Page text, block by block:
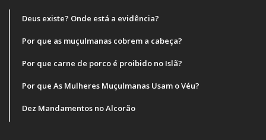
Deus existe? Onde está a evidência?
Por que as muçulmanas cobrem a cabeça?
Por que carne de porco é proibido no Islã?
Por que As Mulheres Muçulmanas Usam o Véu?
Dez Mandamentos no Alcorão